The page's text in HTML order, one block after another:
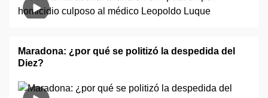
Maradona: ¿por qué se politizó la despedida del
Diez?